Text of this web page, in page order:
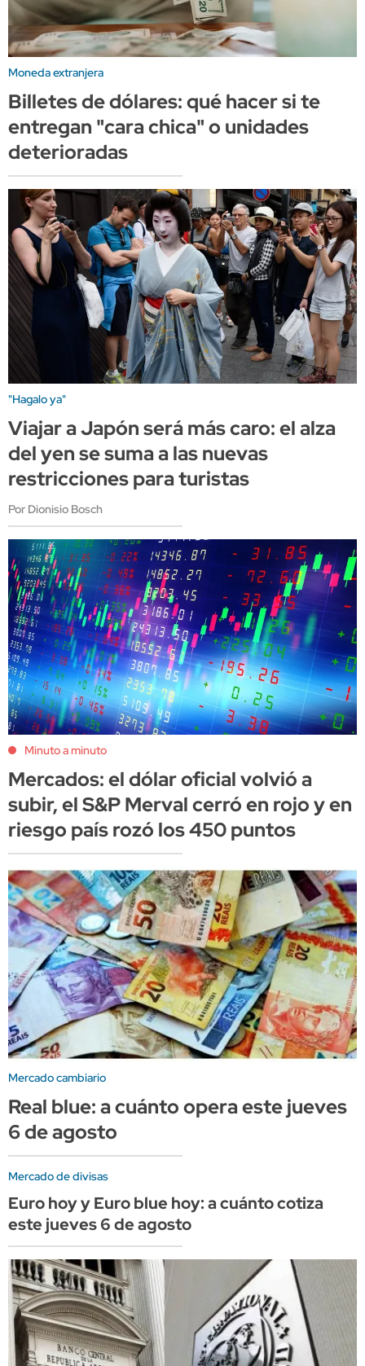
Moneda extranjera
Billetes de dólares: qué hacer si te
entregan "cara chica" o unidades
deterioradas
"Hagalo ya"
Viajar a Japón será más caro: el alza
del yen se suma a las nuevas
restricciones para turistas
Por Dionisio Bosch
Minuto a minuto
Mercados: el dólar oficial volvió a
subir, el S&P Merval cerró en rojo y en
riesgo país rozó los 450 puntos
Mercado cambiario
Real blue: a cuánto opera este jueves
6 de agosto
Mercado de divisas
Euro hoy y Euro blue hoy: a cuánto cotiza
este jueves 6 de agosto